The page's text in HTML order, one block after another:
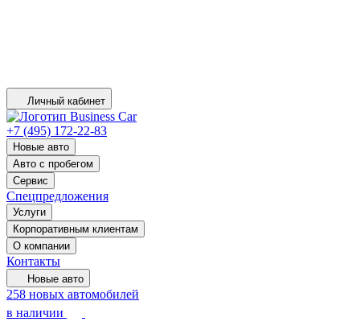
Личный кабинет
+7 (495) 172-22-83
Новые авто
Авто с пробегом
Сервис
Спецпредложения
Услуги
Корпоративным клиентам
О компании
Контакты
Новые авто
258 новых автомобилей
в наличии